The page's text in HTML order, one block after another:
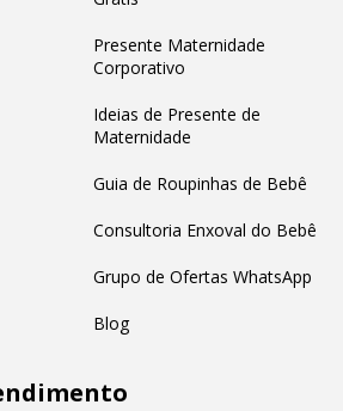
Presente Maternidade
Corporativo
Ideias de Presente de
Maternidade
Guia de Roupinhas de Bebê
Consultoria Enxoval do Bebê
Grupo de Ofertas WhatsApp
Blog